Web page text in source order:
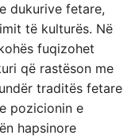
dukurive fetare,
të kulturës. Në
fuqizohet
që rastëson me
traditës fetare
pozicionin e
hapsinore